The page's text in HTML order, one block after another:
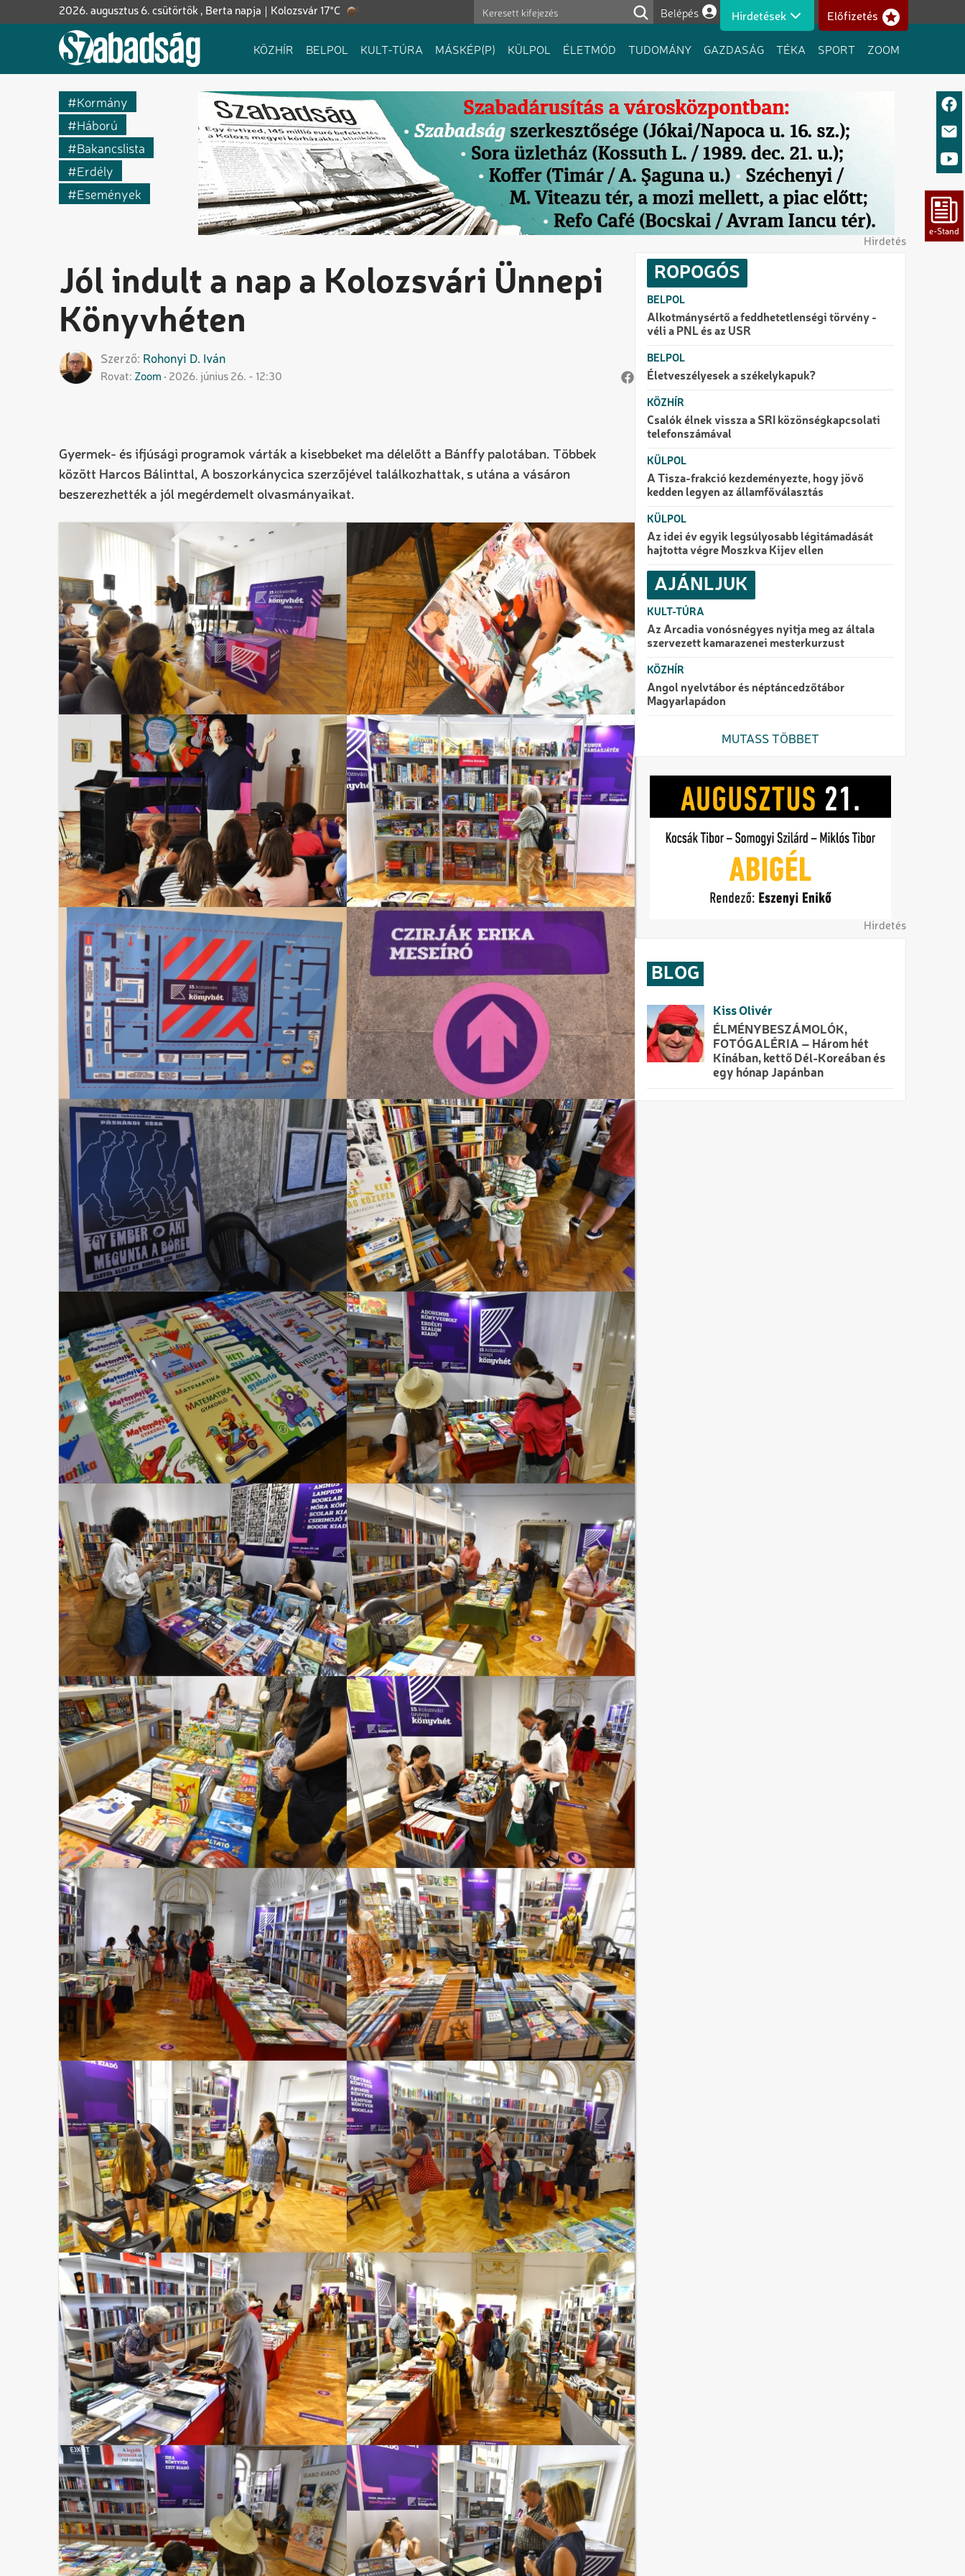
a
Kolozsvár 17°C
2026. augusztus 6. csütörtök , Berta napja
Felhasználói fiók menüje
Belépés Hirdetések Előfizetés
Fő
KÖZHÍR BELPOL KULT-TÚRA MÁSKÉP(P) KÜLPOL ÉLETMÓD TUDOMÁNY GAZDASÁG TÉKA SPORT ZOOM
Kormány
Háború
Bakancslista
Erdély
Események
Hirdetés
Jól indult a nap a Kolozsvári Ünnepi
Könyvhéten
Szerző Rohonyi D. Iván
Rovat Zoom 2026. június 26. - 12:30
Gyermek- és ifjúsági programok várták a kisebbeket ma délelőtt a Bánffy palotában. Többek
között Harcos Bálinttal, A boszorkánycica szerzőjével találkozhattak, s utána a vásáron
beszerezhették a jól megérdemelt olvasmányaikat.
ROPOGÓS
BELPOL
Alkotmánysértő a feddhetetlenségi törvény -
véli a PNL és az USR
BELPOL
Életveszélyesek a székelykapuk?
KÖZHÍR
Csalók élnek vissza a SRI közönségkapcsolati
telefonszámával
KÜLPOL
A Tisza-frakció kezdeményezte, hogy jövő
kedden legyen az államfőválasztás
KÜLPOL
Az idei év egyik legsúlyosabb légitámadását
hajtotta végre Moszkva Kijev ellen
AJÁNLJUK
KULT-TÚRA
Az Arcadia vonósnégyes nyitja meg az általa
szervezett kamarazenei mesterkurzust
KÖZHÍR
Angol nyelvtábor és néptáncedzőtábor
Magyarlapádon
MUTASS TÖBBET
Hirdetés
BLOG
Kiss Olivér
ÉLMÉNYBESZÁMOLÓK,
FOTÓGALÉRIA – Három hét
Kínában, kettő Dél-Koreában és
egy hónap Japánban